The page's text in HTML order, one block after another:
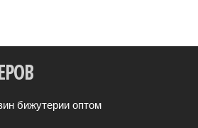
бижутерии оптом